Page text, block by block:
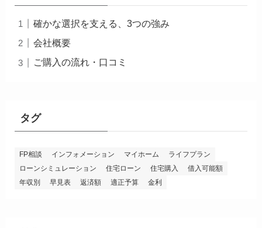
確かな選択を支える、3つの強み
会社概要
ご購入の流れ・口コミ
タグ
FP相談 インフォメーション マイホーム
ライフプラン
ローンシミュレーション
住宅ローン 住宅購入
借入可能額
年収別
早見表 返済額 適正予算 金利